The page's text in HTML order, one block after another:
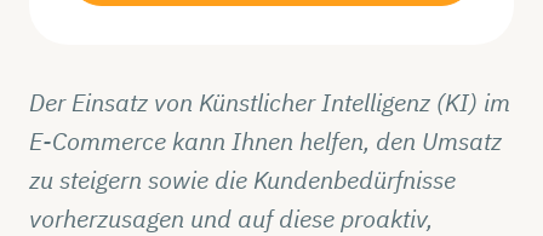
Der Einsatz von Künstlicher Intelligenz (KI) im
E-Commerce kann Ihnen helfen, den Umsatz
zu steigern sowie die Kundenbedürfnisse
vorherzusagen und auf diese proaktiv,